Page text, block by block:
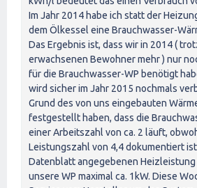
Im Jahr 2014 habe ich statt der
dem Ölkessel eine Brauchwasser-
Das Ergebnis ist, dass wir in 2014 (
erwachsenen Bewohner mehr ) nur
für die Brauchwasser-WP benötigt
wird sicher im Jahr 2015 nochmals
Grund des von uns eingebauten
festgestellt haben, dass die
einer Arbeitszahl von ca. 2 läuft,
Leistungszahl von 4,4 dokumentiert
Datenblatt angegebenen
unsere WP maximal ca. 1kW. Diese